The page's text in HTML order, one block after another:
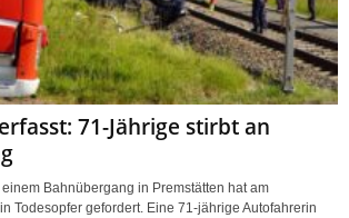
71-Jährige stirbt an
Bahnübergang in Premstätten hat am
Todesopfer gefordert. Eine 71-jährige Autofahrerin